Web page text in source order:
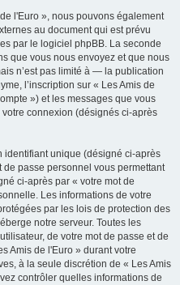
l'Euro », nous pouvons également
au document qui est prévu
par le logiciel phpBB. La seconde
que vous nous envoyez et que nous
n’est pas limité à — la publication
l’inscription sur « Les Amis de
») et les messages que vous
connexion (désignés ci-après
identifiant unique (désigné ci-après
de passe personnel vous permettant
ci-après par « votre mot de
Les informations de votre
par les lois de protection des
notre serveur. Toutes les
de votre mot de passe et de
Amis de l'Euro » durant votre
à la seule discrétion de « Les Amis
contrôler quelles informations de